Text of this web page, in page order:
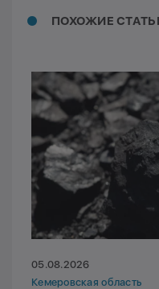
ПОХОЖИЕ
05.08.2026
Кемеровская область